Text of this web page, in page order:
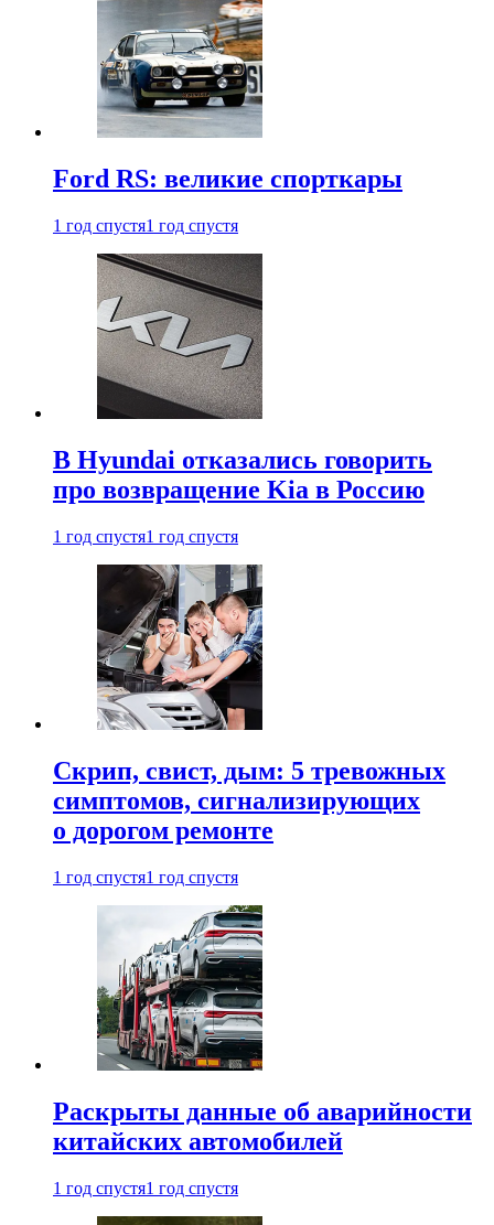
Ford RS: великие спорткары
1 год спустя1 год спустя
В Hyundai отказались говорить
про возвращение Kia в Россию
1 год спустя1 год спустя
Скрип, свист, дым: 5 тревожных
симптомов, сигнализирующих
о дорогом ремонте
1 год спустя1 год спустя
Раскрыты данные об аварийности
китайских автомобилей
1 год спустя1 год спустя